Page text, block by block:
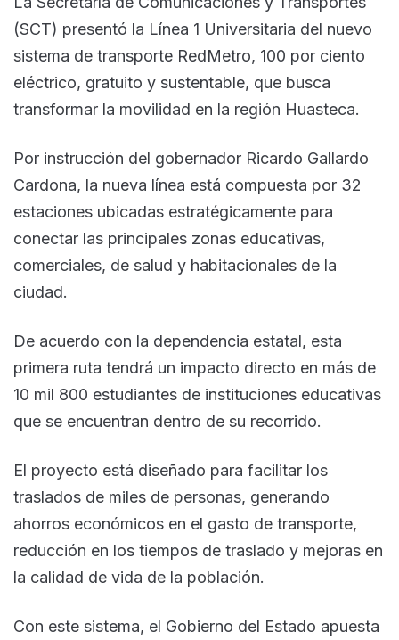
(SCT) presentó la Línea 1 Universitaria del nuevo
sistema de transporte RedMetro, 100 por ciento
eléctrico, gratuito y sustentable, que busca
transformar la movilidad en la región Huasteca.
Por instrucción del gobernador Ricardo Gallardo
Cardona, la nueva línea está compuesta por 32
estaciones ubicadas estratégicamente para
conectar las principales zonas educativas,
comerciales, de salud y habitacionales de la
ciudad.
De acuerdo con la dependencia estatal, esta
primera ruta tendrá un impacto directo en más de
10 mil 800 estudiantes de instituciones educativas
que se encuentran dentro de su recorrido.
El proyecto está diseñado para facilitar los
traslados de miles de personas, generando
ahorros económicos en el gasto de transporte,
reducción en los tiempos de traslado y mejoras en
la calidad de vida de la población.
Con este sistema, el Gobierno del Estado apuesta